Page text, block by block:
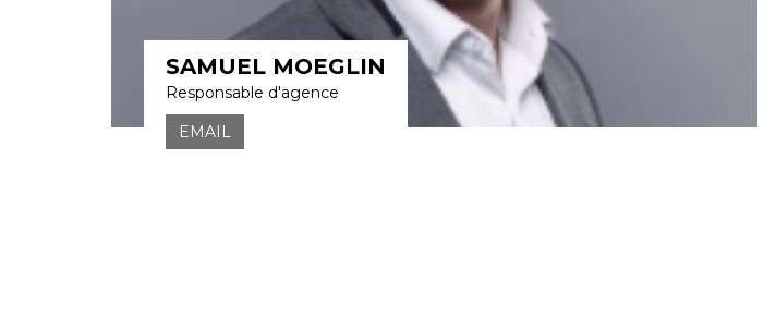
SAMUEL MOEGLIN
Responsable d'agence
EMAIL